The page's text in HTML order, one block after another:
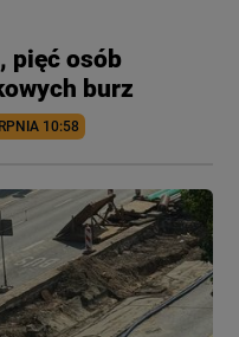
pięć osób
burz
10:58